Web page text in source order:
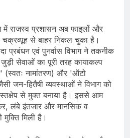
राजस्व प्रशासन अब फाइलों और
चक्रव्यूह से बाहर निकल चुका है।
प्रबंधन एवं पुनर्वास विभाग ने तकनीक
सेवाओं का पूरी तरह कायाकल्प
(स्वतः नामांतरण) और 'ऑटो
जन-हितैषी व्यवस्थाओं ने विभाग को
से मुक्त बनाया है। इससे आम
लंबे इंतजार और मानसिक व
मुक्ति मिली है।